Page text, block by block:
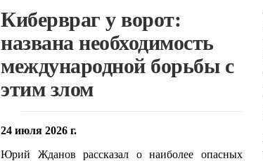
Кибервраг у ворот:
названа необходимость
международной борьбы с
этим злом
24 июля 2026 г.
Юрий Жданов рассказал о наиболее опасных